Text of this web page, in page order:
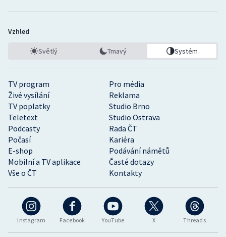
Instagram Facebook YouTube X Threads
TV program
Pro média
Živé vysílání
Reklama
TV poplatky
Studio Brno
Teletext
Studio Ostrava
Podcasty
Rada ČT
Počasí
Kariéra
E-shop
Podávání námětů
Mobilní a TV aplikace
Časté dotazy
Vše o ČT
Kontakty
Vzhled
Světlý Tmavý Systém